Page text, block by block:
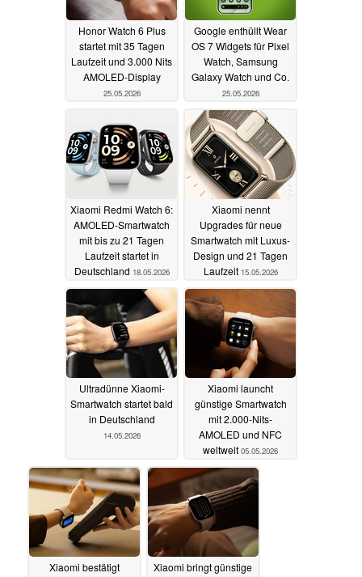
Honor Watch 6 Plus
startet mit 35 Tagen
Laufzeit und 3.000 Nits
AMOLED-Display
25.05.2026
Google enthüllt Wear
OS 7 Widgets für Pixel
Watch, Samsung
Galaxy Watch und Co.
25.05.2026
Xiaomi Redmi Watch 6:
AMOLED-Smartwatch
mit bis zu 21 Tagen
Laufzeit startet in
Deutschland 18.05.2026
Xiaomi nennt
Upgrades für neue
Smartwatch mit Luxus-
Design und 21 Tagen
Laufzeit 15.05.2026
Ultradünne Xiaomi-
Smartwatch startet bald
in Deutschland
14.05.2026
Xiaomi launcht
günstige Smartwatch
mit 2.000-Nits-
AMOLED und NFC
weltweit 05.05.2026
Xiaomi bestätigt
Xiaomi bringt günstige